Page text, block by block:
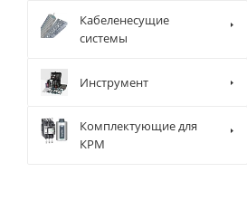
Кабеленесущие
системы
Инструмент
Комплектующие для
КРМ